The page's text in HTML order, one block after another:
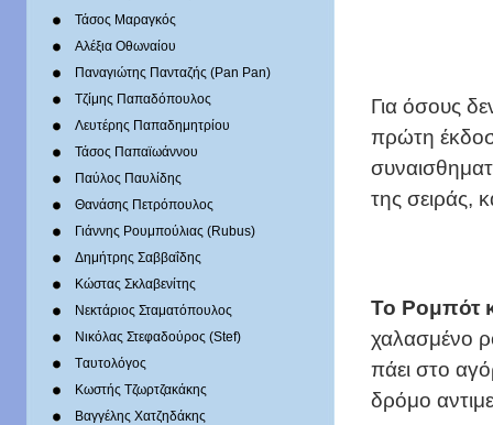
Τάσος Μαραγκός
Αλέξια Οθωναίου
Παναγιώτης Πανταζής (Pan Pan)
Τζίμης Παπαδόπουλος
Λευτέρης Παπαδημητρίου
Τάσος Παπαϊωάννου
Παύλος Παυλίδης
Θανάσης Πετρόπουλος
Γιάννης Ρουμπούλιας (Rubus)
Δημήτρης Σαββαΐδης
Κώστας Σκλαβενίτης
Νεκτάριος Σταματόπουλος
Νικόλας Στεφαδούρος (Stef)
Tαυτολόγος
Κωστής Τζωρτζακάκης
Βαγγέλης Χατζηδάκης
Για όσους
πρώτη
της σειράς,
Το Ρομπότ
χαλασμένο
πάει στο
δρόμο